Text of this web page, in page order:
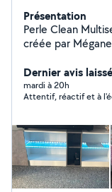
Présentation
Perle Clean
créée par
nettoyage,
de meubles et
un service fiable,
Dernier avis
mardi à 20h
Attentif, réactif et à